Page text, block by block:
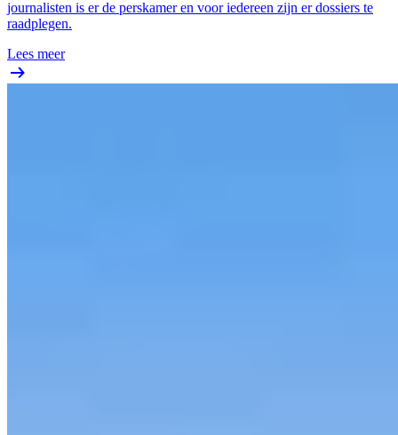
journalisten is er de perskamer en voor iedereen zijn er dossiers te
raadplegen.
Lees meer